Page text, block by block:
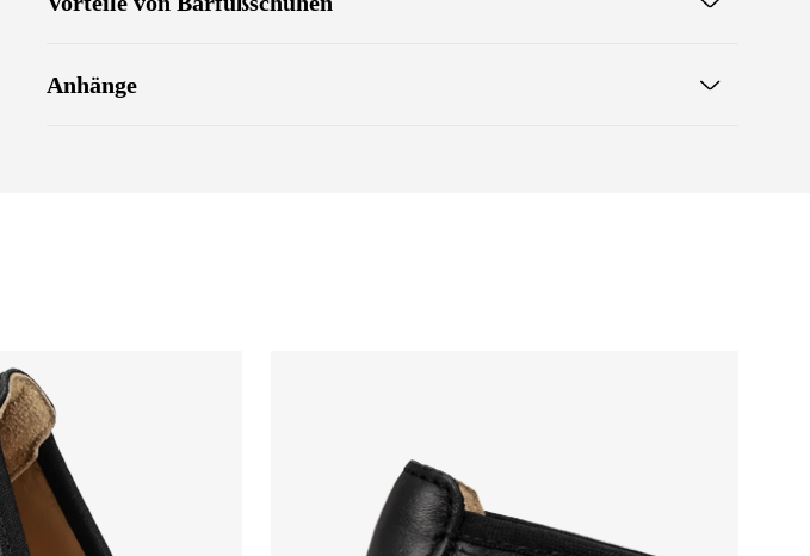
Zero Drop: Ferse und Spitze auf gleicher Höhe für
Anhänge
Deine E-Mail
Variante